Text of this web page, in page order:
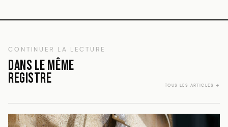
CONTINUER LA LECTURE
DANS LE MÊME
REGISTRE TOUS LES ARTICLES →